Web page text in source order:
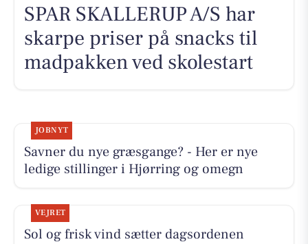
SPAR SKALLERUP A/S har
skarpe priser på snacks til
madpakken ved skolestart
JOBNYT
Savner du nye græsgange? - Her er nye
ledige stillinger i Hjørring og omegn
VEJRET
Sol og frisk vind sætter dagsordenen